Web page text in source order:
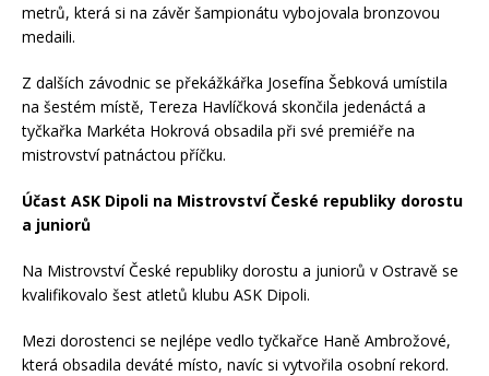
metrů, která si na závěr šampionátu vybojovala bronzovou
medaili.
Z dalších závodnic se překážkářka Josefína Šebková umístila
na šestém místě, Tereza Havlíčková skončila jedenáctá a
tyčkařka Markéta Hokrová obsadila při své premiéře na
mistrovství patnáctou příčku.
Účast ASK Dipoli na Mistrovství České republiky dorostu
a juniorů
Na Mistrovství České republiky dorostu a juniorů v Ostravě se
kvalifikovalo šest atletů klubu ASK Dipoli.
Mezi dorostenci se nejlépe vedlo tyčkařce Haně Ambrožové,
která obsadila deváté místo, navíc si vytvořila osobní rekord.